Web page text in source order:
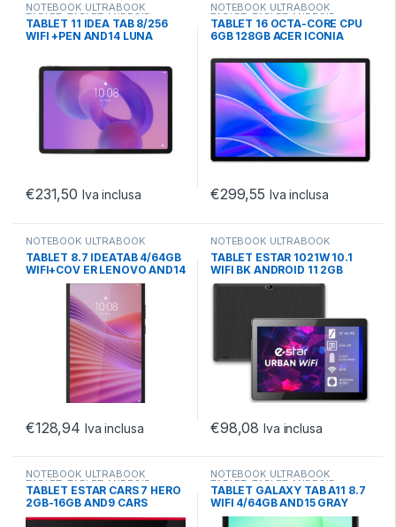
NOTEBOOK ULTRABOOK
TABLET,TABLET ANDROID,
TABLET ANDROID 10.X
TABLET 11 IDEA TAB 8/256
WIFI +PEN AND14 LUNA
€231,50 Iva inclusa
NOTEBOOK ULTRABOOK
TABLET,TABLET ANDROID,
TABLET ANDROID 10.X
TABLET 16 OCTA-CORE CPU
6GB 128GB ACER ICONIA
€299,55 Iva inclusa
NOTEBOOK ULTRABOOK
TABLET,TABLET ANDROID,
TABLET ANDROID 10.X
TABLET 8.7 IDEATAB 4/64GB
WIFI+COV ER LENOVO AND14
IPS LUNAGREY
€128,94 Iva inclusa
NOTEBOOK ULTRABOOK
TABLET,TABLET ANDROID,
TABLET ANDROID 11.X
TABLET ESTAR 1021W 10.1
WIFI BK ANDROID 11 2GB
64GB
€98,08 Iva inclusa
NOTEBOOK ULTRABOOK
TABLET,TABLET ANDROID,
TABLET ANDROID 7.X
TABLET ESTAR CARS 7 HERO
2GB-16GB AND9 CARS
CUSTODIA KIDS!
NOTEBOOK ULTRABOOK
TABLET,TABLET ANDROID ,
TABLET ANDROID 13.X
TABLET GALAXY TAB A11 8.7
WIFI 4/64GB AND15 GRAY